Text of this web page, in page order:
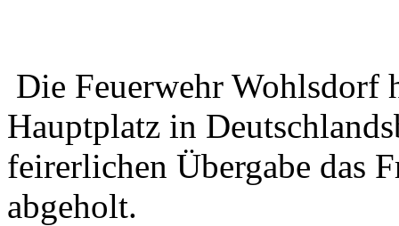
Die Feuerwehr Wohlsdorf
Hauptplatz in
feirerlichen Übergabe das
abgeholt.